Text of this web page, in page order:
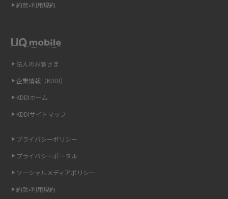
Wi-Fiを自宅に設置する方法は？必要なことやポイントも紹介
光ファイバーとは？仕組みやメリット・デメリットを初心者向けにわかり
やすく解説
ストリーミング再生とは？ダウンロードとの違いやメリット・デメリット
引っ越し費用の相場は？ひとり暮らしや家族の場合の目安や費用を抑える
法人のお客さま
企業情報（KDDI）
KDDIホーム
KDDIサイトマップ
プライバシーポリシー
プライバシーポータル
ソーシャルメディアポリシー
約款•利用規約
約款•利用規約